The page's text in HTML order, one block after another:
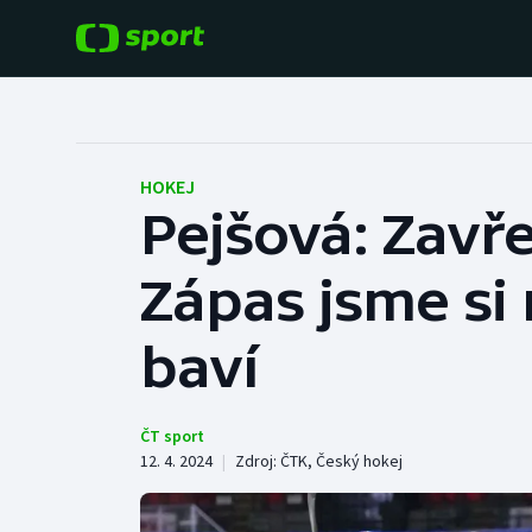
Hokej
Tenis
Atletika
Baseball a softbal
Basketbal
HOKEJ
Pejšová:
Zápas jsme
baví
ČT sport
12. 4. 2024 | Zdroj: ČTK, Český hokej